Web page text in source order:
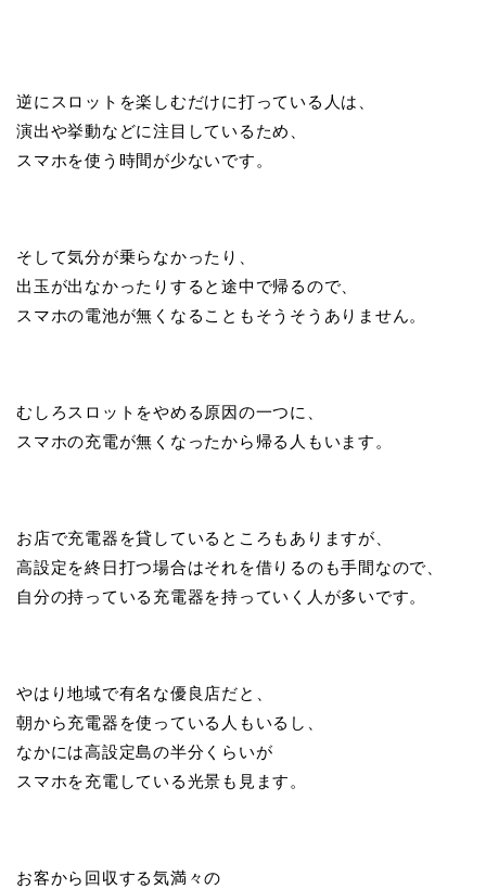
逆にスロットを楽しむだけに打っている人は、
演出や挙動などに注目しているため、
スマホを使う時間が少ないです。
そして気分が乗らなかったり、
出玉が出なかったりすると途中で帰るので、
スマホの電池が無くなることもそうそうありません。
むしろスロットをやめる原因の一つに、
スマホの充電が無くなったから帰る人もいます。
お店で充電器を貸しているところもありますが、
高設定を終日打つ場合はそれを借りるのも手間なので、
自分の持っている充電器を持っていく人が多いです。
やはり地域で有名な優良店だと、
朝から充電器を使っている人もいるし、
なかには高設定島の半分くらいが
スマホを充電している光景も見ます。
お客から回収する気満々の